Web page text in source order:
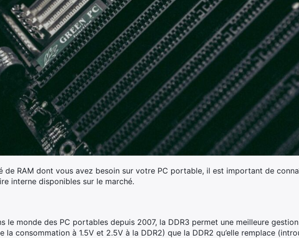
de RAM dont vous avez besoin sur votre PC portable, il est important de
interne disponibles sur le marché.
le monde des PC portables depuis 2007, la DDR3 permet une meilleure
la consommation à 1.5V et 2.5V à la DDR2) que la DDR2 qu’elle remplace